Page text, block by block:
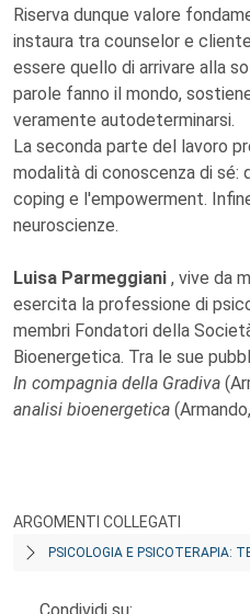
Riserva dunque valore
instaura tra counselor e
essere quello di arrivare alla
parole fanno il mondo,
veramente autodeterminarsi.
La seconda parte del lavoro
modalità di conoscenza di
coping e l'empowerment.
neuroscienze.
Luisa Parmeggiani , vive da
esercita la professione di
membri Fondatori della
Bioenergetica. Tra le sue
In compagnia della Gradiva
analisi bioenergetica
ARGOMENTI COLLEGATI
PSICOLOGIA E PSICOTERAPIA: